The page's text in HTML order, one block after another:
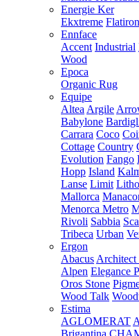
Energie Ker
Ekxtreme Flatiron
Ennface
Accent Industrial
Wood
Epoca
Organic Rug
Equipe
Altea Argile
Babylone
Carrara Coco
Cottage Country
Evolution Fango
Hopp Island
Lanse Limit
Mallorca
Menorca Metro
Rivoli Sabbia
Tribeca Urban
Ergon
Abacus Architect
Alpen Elegance
Oros Stone
Wood Talk
Estima
AGLOMERAT